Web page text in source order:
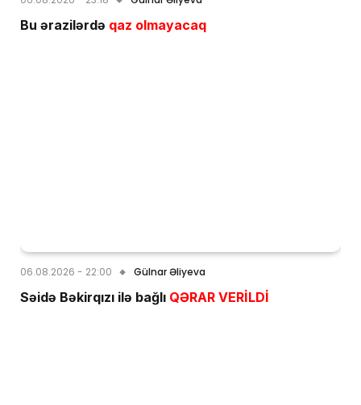
Bu ərazilərdə qaz olmayacaq
06.08.2026 - 22:00 Gülnar Əliyeva
Səidə Bəkirqızı ilə bağlı QƏRAR VERİLDİ